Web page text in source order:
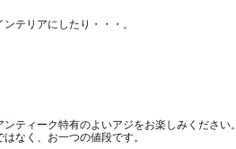
テリアにしたり・・・。
ティーク特有のよいアジをお楽しみください。
なく、お一つの値段です。